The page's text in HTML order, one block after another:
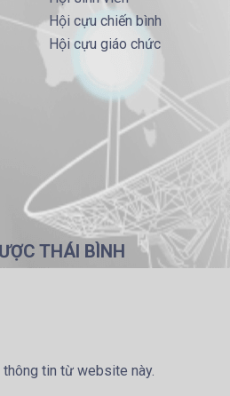
Hội cựu chiến bình
Hội cựu giáo chức
THÁI BÌNH
thông tin từ website này.